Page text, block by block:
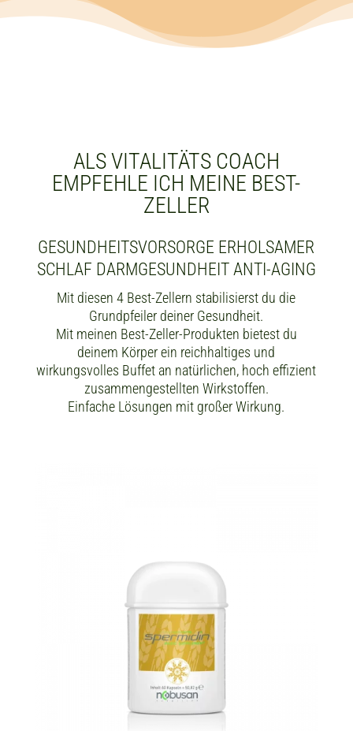
ALS VITALITÄTS COACH
EMPFEHLE ICH MEINE BEST-
ZELLER
GESUNDHEITSVORSORGE ERHOLSAMER
SCHLAF DARMGESUNDHEIT ANTI-AGING
Mit diesen 4 Best-Zellern stabilisierst du die
Grundpfeiler deiner Gesundheit.
Mit meinen Best-Zeller-Produkten bietest du
deinem Körper ein reichhaltiges und
wirkungsvolles Buffet an natürlichen, hoch effizient
zusammengestellten Wirkstoffen.
Einfache Lösungen mit großer Wirkung.